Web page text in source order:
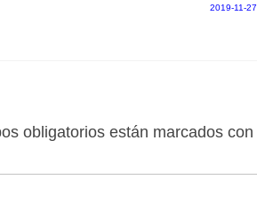
2019-11-27
obligatorios están marcados con